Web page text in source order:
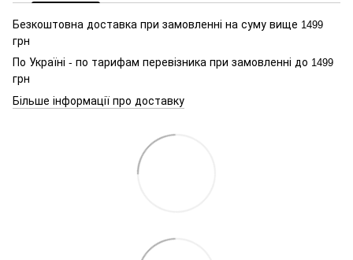
Безкоштовна доставка при замовленні на суму вище 1499
грн
По Україні - по тарифам перевізника при замовленні до 1499
грн
Більше інформації про доставку